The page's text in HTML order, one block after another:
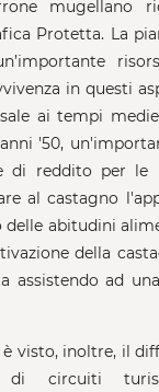
mugellano
Protetta. La
in questi
ai tempi
'50,
di reddito per le
al castagno
delle abitudini
della
assistendo ad
visto, inoltre, il
di circuiti